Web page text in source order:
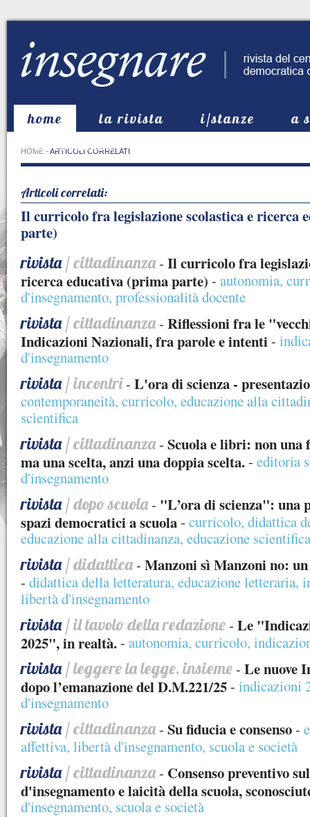
home la rivista i/stanze
a
in evidenza
HOME - ARTICOLI CORRELATI
Articoli correlati:
Il curricolo fra legislazione scolastica e ricerca
parte)
rivista/ cittadinanza- Il curricolo fra
ricerca educativa (prima parte) - autonomia,
d'insegnamento, professionalità docente
rivista/ cittadinanza- Riflessioni fra le
Indicazioni Nazionali, fra parole e intenti -
d'insegnamento
rivista/ incontri- L'ora di scienza -
contemporaneità, curricolo, educazione alla
scientifica
rivista/ cittadinanza- Scuola e libri: non una
ma una scelta, anzi una doppia scelta.- editoria
d'insegnamento
rivista/ dopo scuola- "L’ora di scienza": una
spazi democratici a scuola- curricolo, didattica
educazione alla cittadinanza, educazione scientifica
rivista/ didattica- Manzoni sì Manzoni no:
- didattica della letteratura, educazione letteraria,
libertà d'insegnamento
rivista/ il tavolo della redazione- Le
2025", in realtà.- autonomia, curricolo,
rivista/ leggere la legge, insieme- Le nuove
dopo l’emanazione del D.M.221/25- indicazioni
d'insegnamento
rivista/ cittadinanza- Su fiducia e consenso-
affettiva, libertà d'insegnamento, scuola e società
rivista/ cittadinanza- Consenso preventivo
d'insegnamento e laicità della scuola,
d'insegnamento, scuola e società